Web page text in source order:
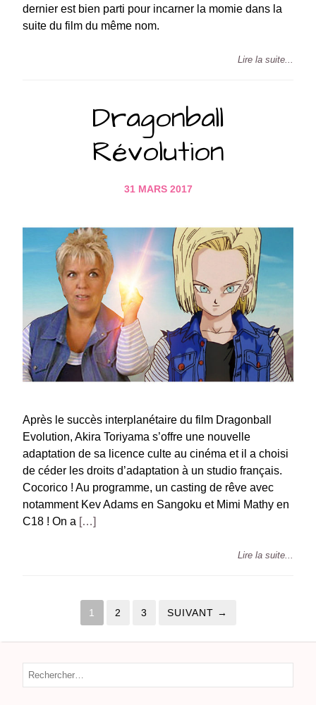
dernier est bien parti pour incarner la momie dans la
suite du film du même nom.
Lire la suite...
Dragonball
Révolution
31 MARS 2017
Après le succès interplanétaire du film Dragonball
Evolution, Akira Toriyama s’offre une nouvelle
adaptation de sa licence culte au cinéma et il a choisi
de céder les droits d’adaptation à un studio français.
Cocorico ! Au programme, un casting de rêve avec
notamment Kev Adams en Sangoku et Mimi Mathy en
C18 ! On a […]
Lire la suite...
1 2 3 SUIVANT →